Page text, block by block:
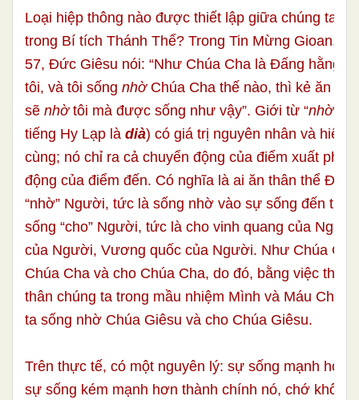
Loại hiệp thông nào được thiết lập giữa chúng ta
trong Bí tích Thánh Thể? Trong Tin Mừng Gioan,
57, Đức Giêsu nói: “Như Chúa Cha là Đấng hằng
tôi, và tôi sống nhờChúa Cha thế nào, thì kẻ ăn tôi,
sẽ nhờtôi mà được sống như vậy”. Giới từ “nhờ” ở
tiếng Hy Lạp là dià) có giá trị nguyên nhân và hiệu
cùng; nó chỉ ra cả chuyển động của điểm xuất phát
động của điểm đến. Có nghĩa là ai ăn thân thể Đức
“nhờ” Người, tức là sống nhờ vào sự sống đến từ
sống “cho” Người, tức là cho vinh quang của
của Người, Vương quốc của Người. Như Chúa
Chúa Cha và cho Chúa Cha, do đó, bằng việc
thân chúng ta trong mầu nhiệm Mình và Máu Chúa
ta sống nhờ Chúa Giêsu và cho Chúa Giêsu.
Trên thực tế, có một nguyên lý: sự sống mạnh hơn
sự sống kém mạnh hơn thành chính nó, chớ